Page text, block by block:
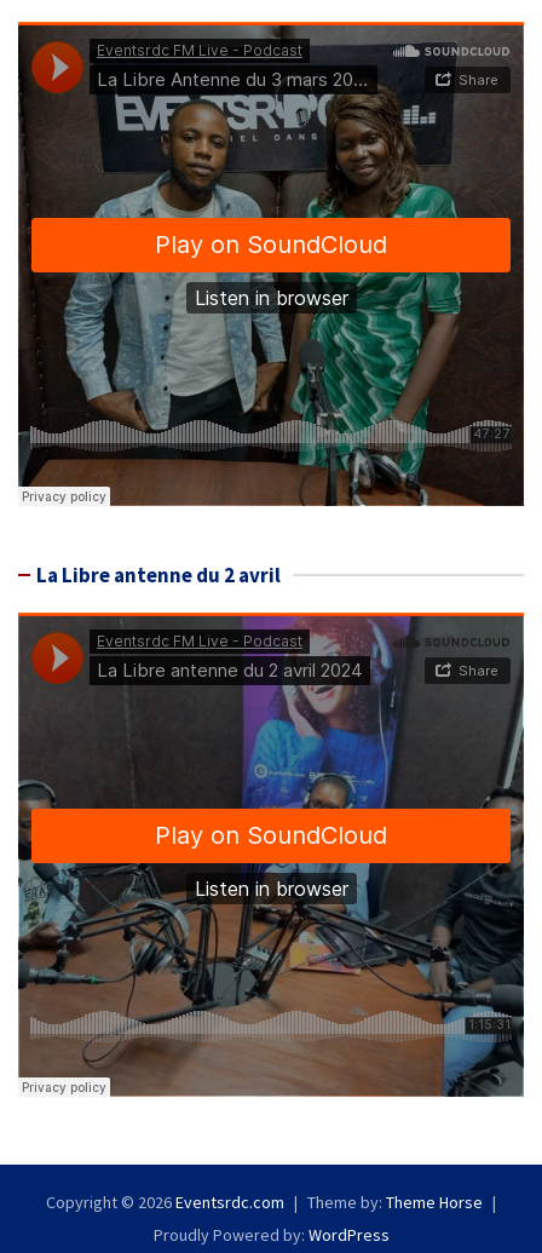
La Libre antenne du 2 avril
Copyright © 2026Eventsrdc.com Theme by: Theme Horse
Proudly Powered by: WordPress